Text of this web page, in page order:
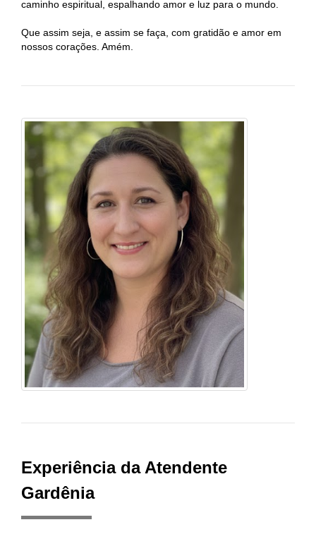
caminho espiritual, espalhando amor e luz para o mundo.
Que assim seja, e assim se faça, com gratidão e amor em
nossos corações. Amém.
Experiência da Atendente
Gardênia